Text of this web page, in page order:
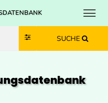
Zum Inhalt springen
Zum Navmenü springen
Zur Suche springen
Zur Footer springen
SUCHE